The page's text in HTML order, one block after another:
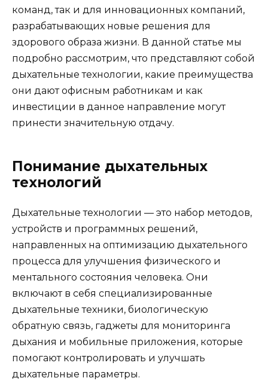
команд, так и для инновационных компаний,
разрабатывающих новые решения для
здорового образа жизни. В данной статье мы
подробно рассмотрим, что представляют собой
дыхательные технологии, какие преимущества
они дают офисным работникам и как
инвестиции в данное направление могут
принести значительную отдачу.
Понимание дыхательных
технологий
Дыхательные технологии — это набор методов,
устройств и программных решений,
направленных на оптимизацию дыхательного
процесса для улучшения физического и
ментального состояния человека. Они
включают в себя специализированные
дыхательные техники, биологическую
обратную связь, гаджеты для мониторинга
дыхания и мобильные приложения, которые
помогают контролировать и улучшать
дыхательные параметры.